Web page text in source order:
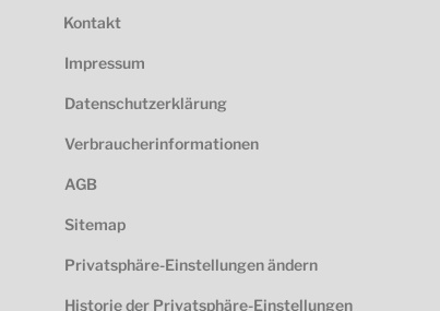
Kontakt
Impressum
Datenschutzerklärung
Verbraucherinformationen
AGB
Sitemap
Privatsphäre-Einstellungen ändern
Historie der Privatsphäre-Einstellungen